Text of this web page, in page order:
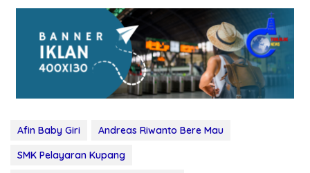
Afin Baby Giri
Andreas Riwanto Bere Mau
SMK Pelayaran Kupang